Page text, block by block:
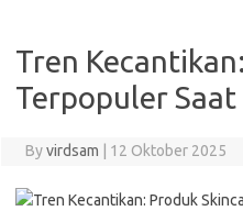
Tren
Terpopuler Saat
Byvirdsam 12 Oktober 2025